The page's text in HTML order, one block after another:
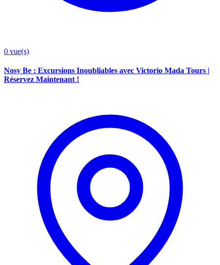
0 vue(s)
Nosy Be : Excursions Inoubliables avec Victorio Mada Tours |
Réservez Maintenant !